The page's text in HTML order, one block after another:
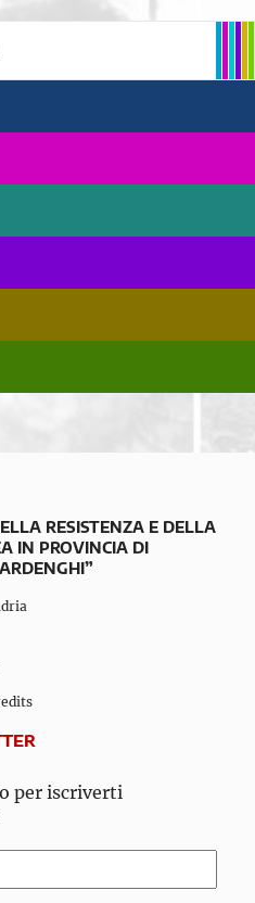
RESISTENZA E DELLA
IN PROVINCIA DI
per iscriverti